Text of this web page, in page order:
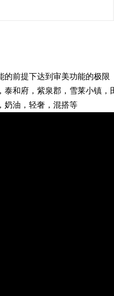
的前提下达到审美功能的极限
泰和府， 紫泉郡，雪莱小镇，
奶油，轻奢，混搭等